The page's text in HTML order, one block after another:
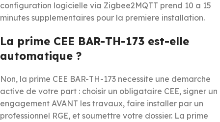
configuration logicielle via Zigbee2MQTT prend 10 a 15
minutes supplementaires pour la premiere installation.
La prime CEE BAR-TH-173 est-elle
automatique ?
Non, la prime CEE BAR-TH-173 necessite une demarche
active de votre part : choisir un obligataire CEE, signer un
engagement AVANT les travaux, faire installer par un
professionnel RGE, et soumettre votre dossier. La prime